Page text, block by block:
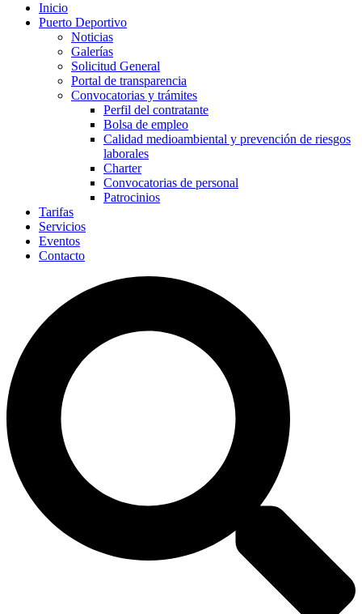
Inicio
Puerto Deportivo
Noticias
Galerías
Solicitud General
Portal de transparencia
Convocatorias y trámites
Perfil del contratante
Bolsa de empleo
Calidad medioambiental y prevención de riesgos
laborales
Charter
Convocatorias de personal
Patrocinios
Tarifas
Servicios
Eventos
Contacto